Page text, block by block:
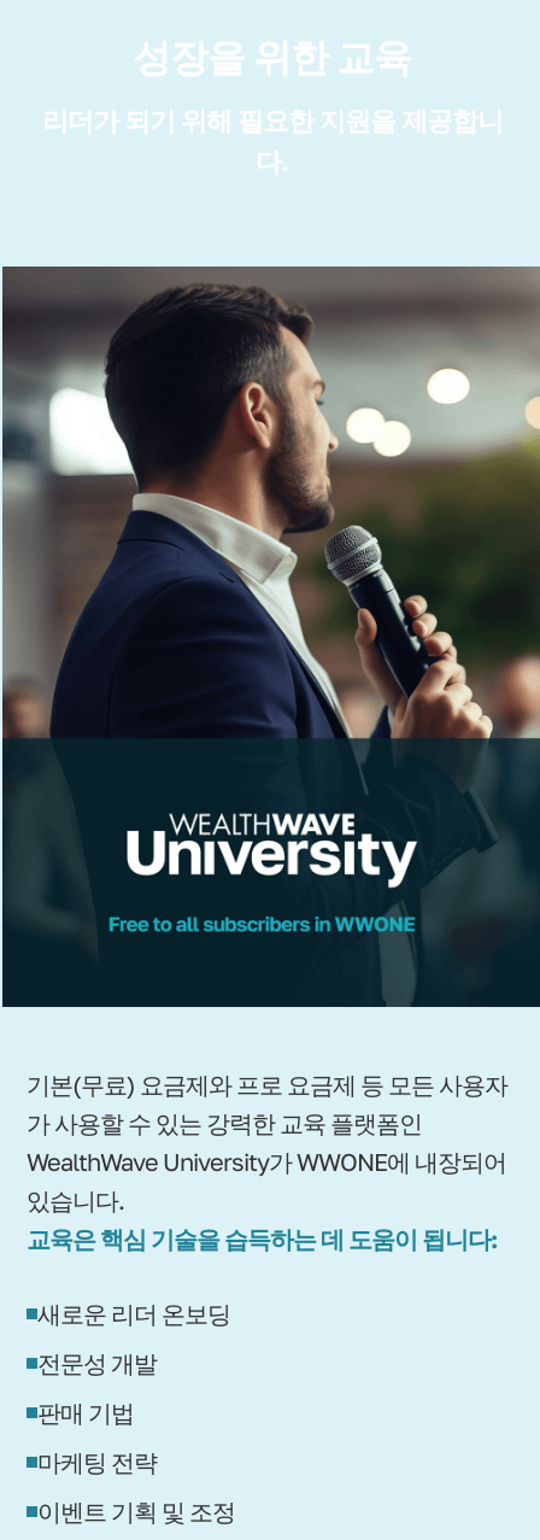
성장을 위한 교육
리더가 되기 위해 필요한 지원을 제공합니
다.
기본(무료) 요금제와 프로 요금제 등 모든 사용자
가 사용할 수 있는 강력한 교육 플랫폼인
WealthWave University가 WWONE에 내장되어
있습니다.
교육은 핵심 기술을 습득하는 데 도움이 됩니다:
새로운 리더 온보딩
전문성 개발
판매 기법
마케팅 전략
이벤트 기획 및 조정